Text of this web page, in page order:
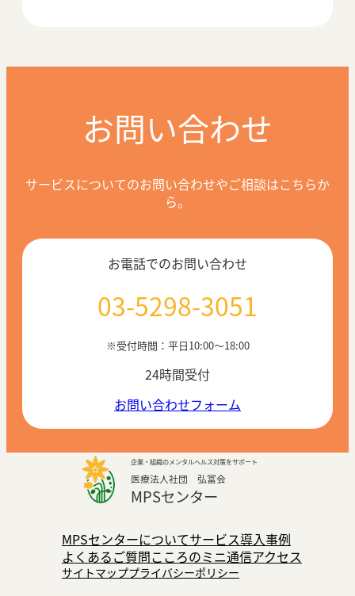
お問い合わせ
サービスについてのお問い合わせやご相談はこちらか
ら。
お電話でのお問い合わせ
03-5298-3051
※受付時間：平日10:00〜18:00
24時間受付
お問い合わせフォーム
企業・組織のメンタルヘルス対策をサポート
医療法人社団 弘冨会
MPSセンター
MPSセンターについてサービス導入事例
よくあるご質問こころのミニ通信アクセス
サイトマッププライバシーポリシー